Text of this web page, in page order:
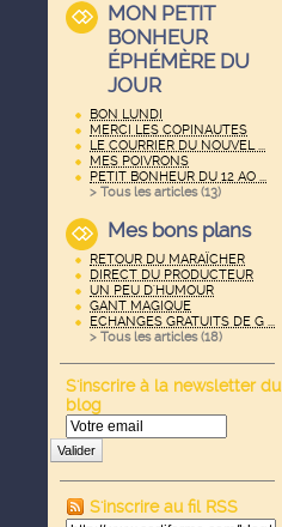
MON PETIT
BONHEUR
ÉPHÉMÈRE DU
JOUR
BON LUNDI
MERCI LES COPINAUTES
LE COURRIER DU NOUVEL ...
MES POIVRONS
PETIT BONHEUR DU 12 AO ...
> Tous les articles (13)
Mes bons plans
RETOUR DU MARAÏCHER
DIRECT DU PRODUCTEUR
UN PEU D'HUMOUR
GANT MAGIQUE
ECHANGES GRATUITS DE G ...
> Tous les articles (18)
S'inscrire à la newsletter du
blog
Valider
S'inscrire au fil RSS